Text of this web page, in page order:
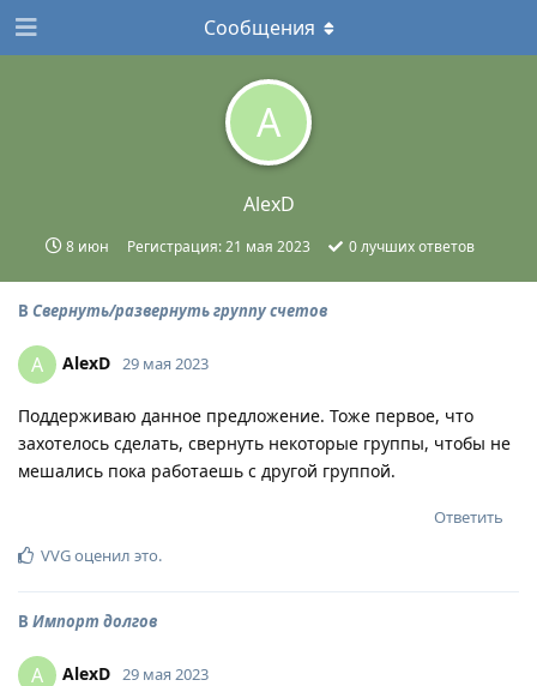
A
AlexD
8 июн Регистрация:21 мая 2023 0лучших ответов
Сообщения
В Свернуть/развернуть группу счетов
A AlexD 29 мая 2023
Поддерживаю данное предложение. Тоже первое, что
захотелось сделать, свернуть некоторые группы, чтобы не
мешались пока работаешь с другой группой.
Ответить
VVGоценил это.
В Импорт долгов
A AlexD 29 мая 2023